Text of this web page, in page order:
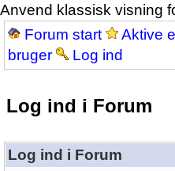
Anvend klassisk visning
Forum start
Aktive
bruger
Log ind
Log ind i Forum
Log ind i Forum